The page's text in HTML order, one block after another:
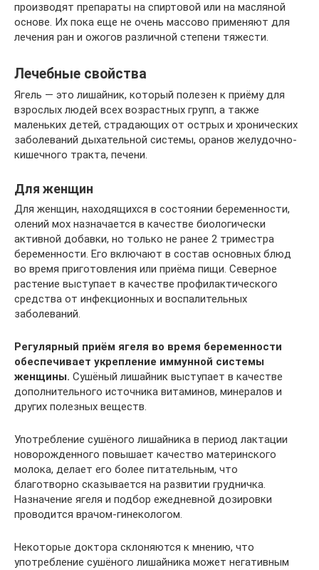
производят препараты на спиртовой или на масляной
основе. Их пока еще не очень массово применяют для
лечения ран и ожогов различной степени тяжести.
Лечебные свойства
Ягель — это лишайник, который полезен к приёму для
взрослых людей всех возрастных групп, а также
маленьких детей, страдающих от острых и хронических
заболеваний дыхательной системы, оранов желудочно-
кишечного тракта, печени.
Для женщин
Для женщин, находящихся в состоянии беременности,
олений мох назначается в качестве биологически
активной добавки, но только не ранее 2 триместра
беременности. Его включают в состав основных блюд
во время приготовления или приёма пищи. Северное
растение выступает в качестве профилактического
средства от инфекционных и воспалительных
заболеваний.
Регулярный приём ягеля во время беременности
обеспечивает укрепление иммунной системы
женщины. Сушёный лишайник выступает в качестве
дополнительного источника витаминов, минералов и
других полезных веществ.
Употребление сушёного лишайника в период лактации
новорожденного повышает качество материнского
молока, делает его более питательным, что
благотворно сказывается на развитии грудничка.
Назначение ягеля и подбор ежедневной дозировки
проводится врачом-гинекологом.
Некоторые доктора склоняются к мнению, что
употребление сушёного лишайника может негативным